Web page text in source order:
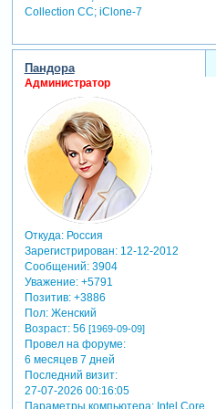
Collection СС; iClone-7
Пандора
Администратор
Откуда:Россия
Зарегистрирован: 12-12-2012
Сообщений:3904
Уважение: +5791
Позитив: +3886
Пол:Женский
Возраст:56 [1969-09-09]
Провел на форуме:
6 месяцев 7 дней
Последний визит:
27-07-2026 00:16:05
Параметры компьютера:Intel Core